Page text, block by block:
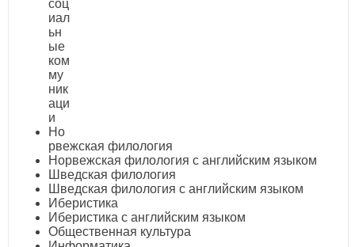
соц
иал
ьн
ые
ком
му
ник
аци
и
Но
рвежская филология
Норвежская филология с английским языком
Шведская филология
Шведская филология с английским языком
Иберистика
Иберистика с английским языком
Общественная культура